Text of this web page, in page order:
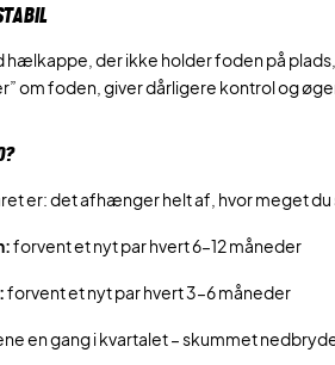
hælkappe, der ikke holder foden på
om foden, giver dårligere kontrol og
er: det afhænger helt af, hvor meget
forvent et nyt par hvert 6–12 måneder
forvent et nyt par hvert 3–6 måneder
en gang i kvartalet – skummet